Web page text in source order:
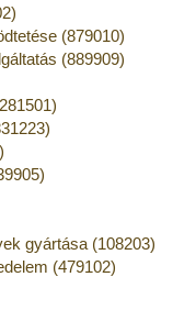
(879010)
(889909)
gyártása (108203)
(479102)